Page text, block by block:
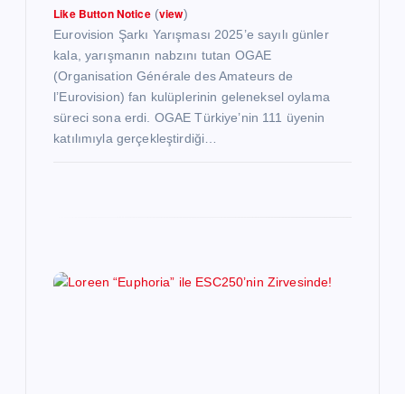
Like Button Notice(view)
Eurovision Şarkı Yarışması 2025’e sayılı günler
kala, yarışmanın nabzını tutan OGAE
(Organisation Générale des Amateurs de
l’Eurovision) fan kulüplerinin geleneksel oylama
süreci sona erdi. OGAE Türkiye’nin 111 üyenin
katılımıyla gerçekleştirdiği…